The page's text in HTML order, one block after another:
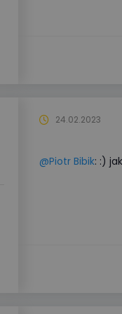
24.02.2023
@Piotr Bibik: :)